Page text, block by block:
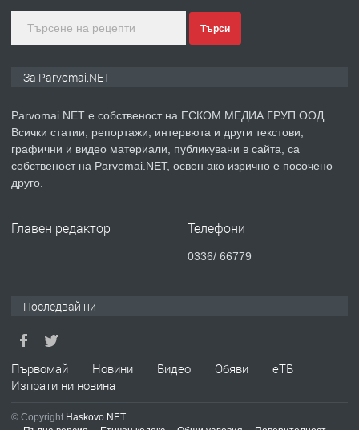
преди 1 година
ПРЕДЛАГА
Продавам апартамент - гр.
ПРЕДЛАГА
разсадник
Търси
За Parvomai.NET
Parvomai.NET е собственост на ЕСКОМ МЕДИА ГРУП ООД.
Всички статии, репортажи, интервюта и други текстови,
графични и видео материали, публикувани в сайта, са
собственост на Parvomai.NET, освен ако изрично е посочено
друго.
Главен редактор Телефони
0336/ 66779
Последвай ни
Първомай Новини Видео Обяви
еТВ
Изпрати ни новина
© Copyright Haskovo.NET